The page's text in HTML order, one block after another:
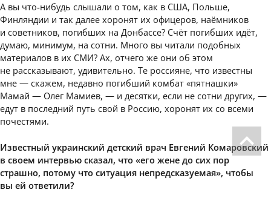
А вы что-нибудь слышали о том, как в США, Польше,
Финляндии и так далее хоронят их офицеров, наёмников
и советников, погибших на Донбассе? Счёт погибших идёт,
думаю, минимум, на сотни. Много вы читали подобных
материалов в их СМИ? Ах, отчего же они об этом
не рассказывают, удивительно. Те россияне, что известны
мне — скажем, недавно погибший комбат «пятнашки»
Мамай — Олег Мамиев, — и десятки, если не сотни других, —
едут в последний путь свой в Россию, хоронят их со всеми
почестями.
Известный украинский детский врач Евгений Комаровский
в своем интервью сказал, что «его жене до сих пор
страшно, потому что ситуация непредсказуемая», чтобы
вы ей ответили?